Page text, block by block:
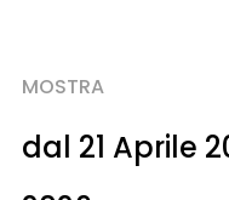
MOSTRA
dal 21 Aprile